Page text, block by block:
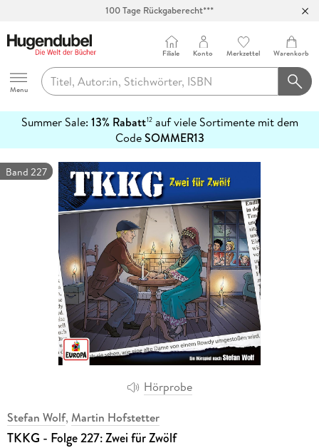
100 Tage Rückgaberecht***
Hugendubel
Menu
Filiale Konto Merkzettel Warenkorb
Summer Sale: 13% Rabatt12auf viele Sortimente mit dem
CodeSOMMER13
erfahren
Hörprobe
Band 227
Stefan Wolf, Martin Hofstetter
TKKG - Folge 227: Zwei für Zwölf